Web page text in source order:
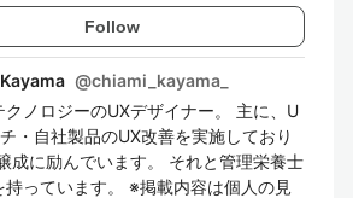
Follow
@chiami_kayama_
クノロジーのUXデザイナー。 主に、U
・自社製品のUX改善を実施しており
成に励んでいます。 それと管理栄養士
持っています。 ※掲載内容は個人の見